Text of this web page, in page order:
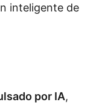
inteligente de
por IA,